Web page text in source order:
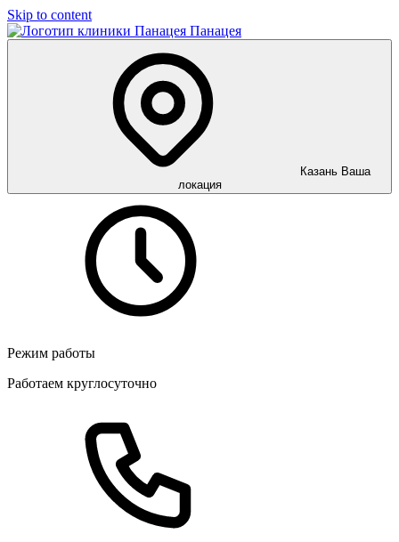
Skip to content
Панацея
Казань Ваша
локация
Режим работы
Работаем круглосуточно